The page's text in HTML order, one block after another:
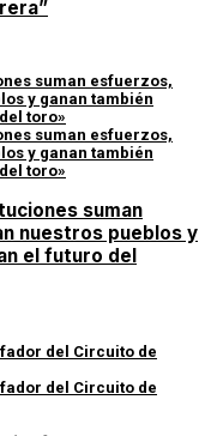
suman
nuestros pueblos y
el futuro del